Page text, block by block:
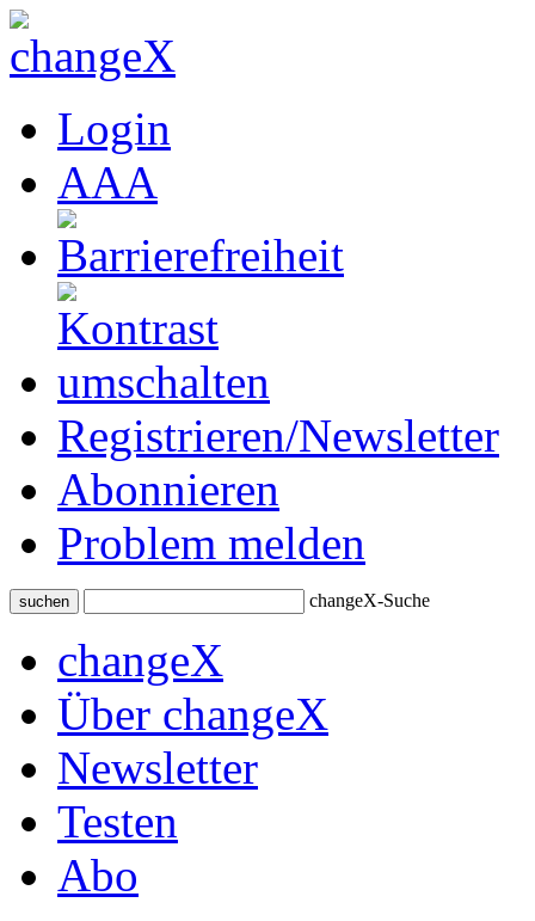
Login
AAA
Registrieren/Newsletter
Abonnieren
Problem melden
suchen changeX-Suche
changeX
Über changeX
Newsletter
Testen
Abo